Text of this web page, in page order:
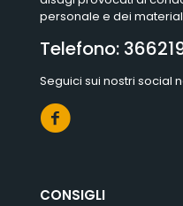
personale e dei
Telefono:
Seguici sui nostri social
CONSIGLI